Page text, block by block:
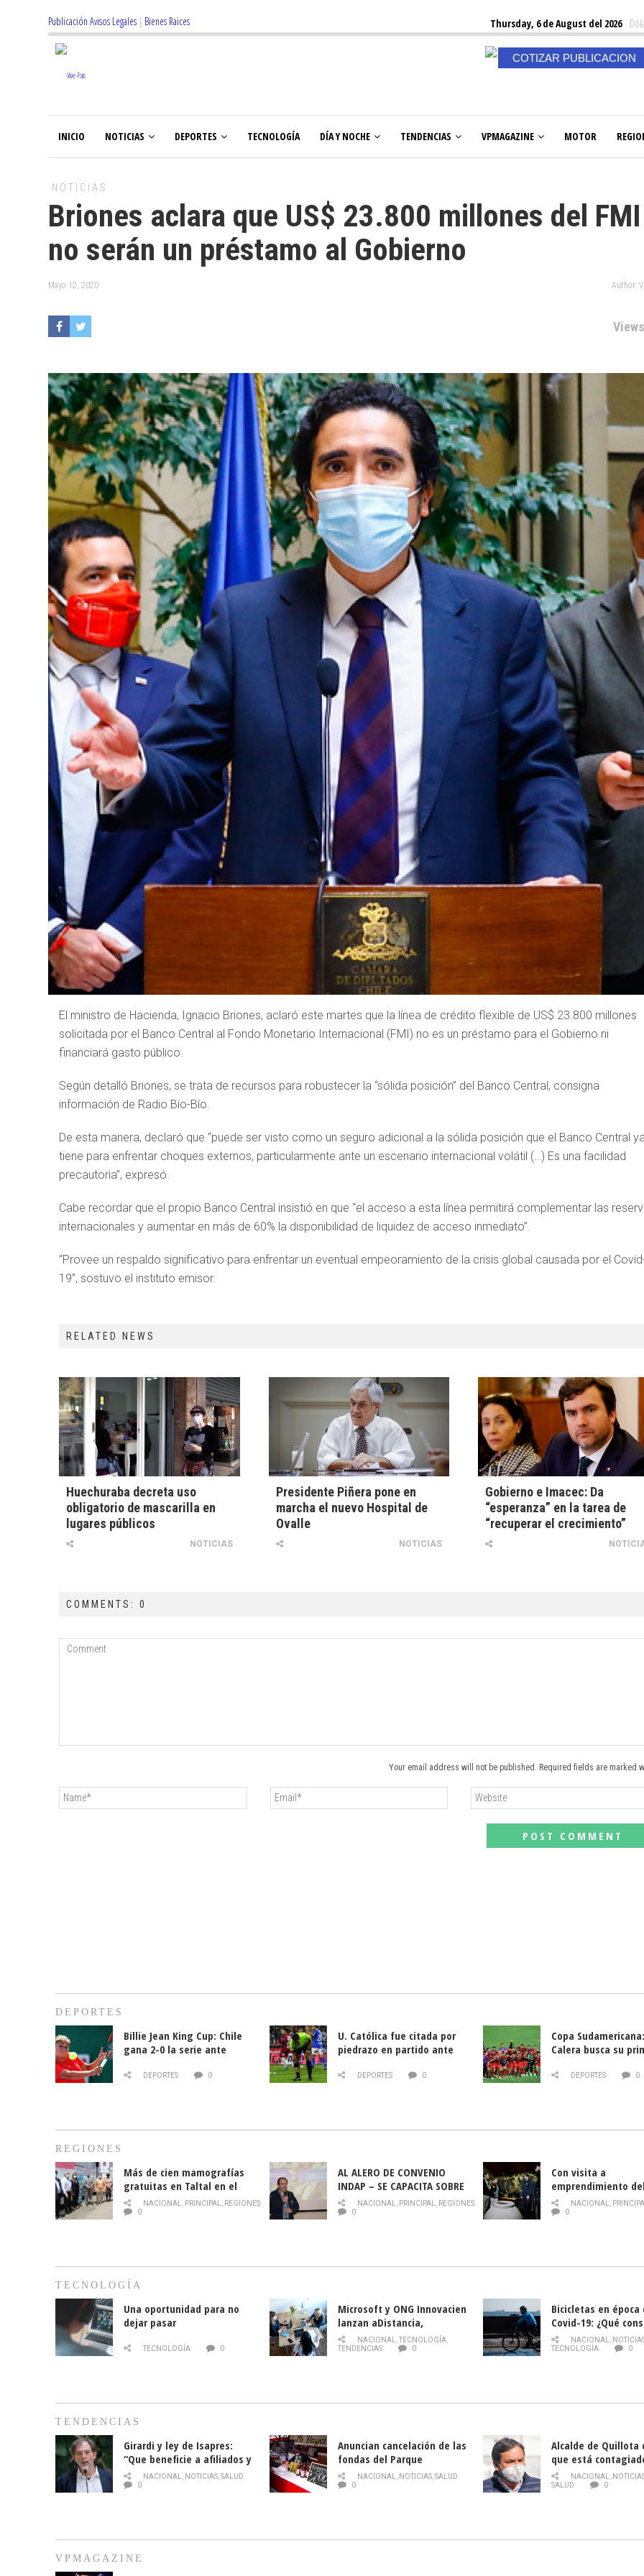
Publicación Avisos Legales | Bienes Raices Thursday, 6 de August del 2026
COTIZAR PUBLICACION
INICIO NOTICIAS DEPORTES TECNOLOGÍA DÍA Y NOCHE TENDENCIAS VPMAGAZINE MOTOR
NOTICIAS
Briones aclara que US$ 23.800 millones del FMI
no serán un préstamo al Gobierno
Mayo 12, 2020 Author:
El ministro de Hacienda, Ignacio Briones, aclaró este martes que la línea de crédito flexible de US$ 23.800 millones
solicitada por el Banco Central al Fondo Monetario Internacional (FMI) no es un préstamo para el Gobierno ni
financiará gasto público.
Según detalló Briones, se trata de recursos para robustecer la “sólida posición” del Banco Central, consigna
información de Radio Bío-Bío.
De esta manera, declaró que “puede ser visto como un seguro adicional a la sólida posición que el Banco Central ya
tiene para enfrentar choques externos, particularmente ante un escenario internacional volátil (…) Es una facilidad
precautoria”, expresó.
Cabe recordar que el propio Banco Central insistió en que “el acceso a esta línea permitirá complementar las
internacionales y aumentar en más de 60% la disponibilidad de liquidez de acceso inmediato”.
“Provee un respaldo significativo para enfrentar un eventual empeoramiento de la crisis global causada por el
19”, sostuvo el instituto emisor.
RELATED NEWS
Huechuraba decreta uso
obligatorio de mascarilla en
lugares públicos
NOTICIAS
Presidente Piñera pone en
marcha el nuevo Hospital de
Ovalle
NOTICIAS
Gobierno e Imacec: Da
“esperanza” en la tarea de
“recuperar el crecimiento”
COMMENTS: 0
Your email address will not be published. Required fields are marked
DEPORTES
Billie Jean King Cup: Chile
gana 2-0 la serie ante
DEPORTES 0
U. Católica fue citada por
piedrazo en partido ante
DEPORTES 0
Copa
Calera busca su
DEPORTES 0
REGIONES
Más de cien mamografías
gratuitas en Taltal en el
mes de la prevención del
cáncer de mama
NACIONAL, PRINCIPAL, REGIONES
0
AL ALERO DE CONVENIO
INDAP – SE CAPACITA SOBRE
PLAGA DROSOPHILA SUZUKII
NACIONAL, PRINCIPAL, REGIONES
0
Con visita a
emprendimiento
y llamado al
historia campesina
NACIONAL,
0
TECNOLOGÍA
Una oportunidad para no
dejar pasar
TECNOLOGÍA 0
Microsoft y ONG Innovacien
lanzan aDistancia,
plataforma con cursos
gratuitos online sobre
NACIONAL,TECNOLOGÍA,
TENDENCIAS
0
Bicicletas en época
Covid-19: ¿Qué
momento de
NACIONAL,
TECNOLOGÍA
0
TENDENCIAS
Girardi y ley de Isapres:
“Que beneficie a afiliados y
no legalice el abuso”
NACIONAL, NOTICIAS,SALUD
0
Anuncian cancelación de las
fondas del Parque
O’Higgins debido al
coronavirus
NACIONAL, NOTICIAS,SALUD
0
Alcalde de Quillota
que está
COVID-19
NACIONAL,
SALUD
0
VPMAGAZINE